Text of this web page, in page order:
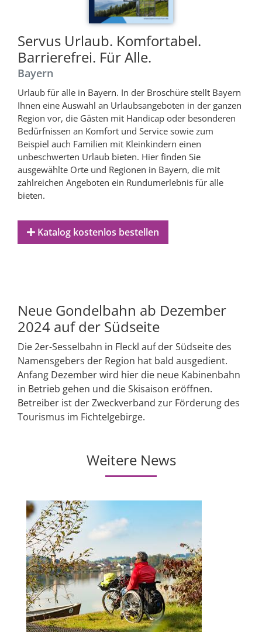
Servus Urlaub. Komfortabel.
Barrierefrei. Für Alle.
Bayern
Urlaub für alle in Bayern. In der Broschüre stellt Bayern
Ihnen eine Auswahl an Urlaubsangeboten in der ganzen
Region vor, die Gästen mit Handicap oder besonderen
Bedürfnissen an Komfort und Service sowie zum
Beispiel auch Familien mit Kleinkindern einen
unbeschwerten Urlaub bieten. Hier finden Sie
ausgewählte Orte und Regionen in Bayern, die mit
zahlreichen Angeboten ein Rundumerlebnis für alle
bieten.
Katalog kostenlos bestellen
Neue Gondelbahn ab Dezember
2024 auf der Südseite
Die 2er-Sesselbahn in Fleckl auf der Südseite des
Namensgebers der Region hat bald ausgedient.
Anfang Dezember wird hier die neue Kabinenbahn
in Betrieb gehen und die Skisaison eröffnen.
Betreiber ist der Zweckverband zur Förderung des
Tourismus im Fichtelgebirge.
Weitere News